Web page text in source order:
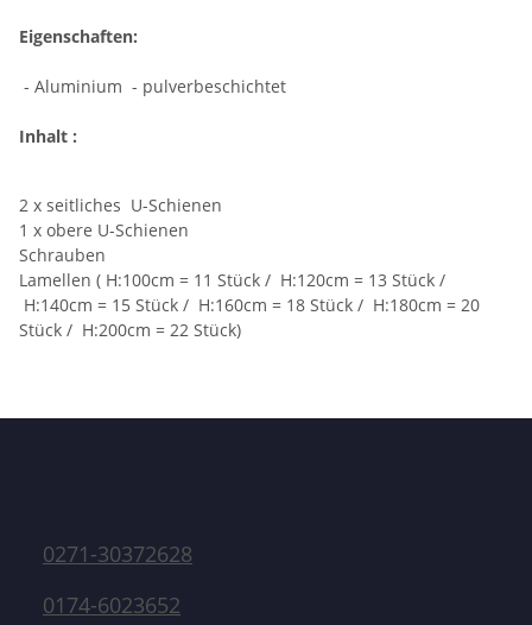
Eigenschaften:
- Aluminium - pulverbeschichtet
Inhalt :
2 x seitliches U-Schienen
1 x obere U-Schienen
Schrauben
Lamellen ( H:100cm = 11 Stück / H:120cm = 13 Stück /
H:140cm = 15 Stück / H:160cm = 18 Stück / H:180cm = 20
Stück / H:200cm = 22 Stück)
0271-30372628
0174-6023652